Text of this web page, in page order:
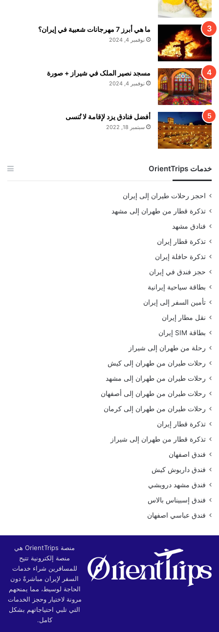
ما هي أبرز 7 مهرجانات شعبية في إيران؟
نوفمبر 4, 2024
مسجد نصير الملک في شيراز + صورة
نوفمبر 4, 2024
أفضل فنادق يزد لإقامة لا تُنسى
سبتمبر 18, 2022
خدمات OrientTrips
احجز رحلات طيران إلى إيران
تذكرة قطار من طهران إلى مشهد
فنادق مشهد
تذكرة قطار إيران
تذكرة حافلة إيران
حجز فندق في إيران
بطاقة سياحية إيرانية
تأمين السفر إلى إيران
نقل مطار إيران
بطاقة SIM إيران
رحلة من طهران إلى شيراز
رحلات طيران من طهران إلى كيش
رحلات طيران من طهران إلى مشهد
رحلات طيران من طهران إلى أصفهان
رحلات طيران من طهران إلى كرمان
تذكرة قطار إيران
تذكرة قطار من طهران إلى شيراز
فندق اصفهان
فندق داريوش كيش
فندق مشهد درويشي
فندق إسبيناس بالاس
فندق عباسي اصفهان
منصة OrientTrips هي
منصة إلكترونية تتيح
للمسافرين شراء خدمات
السفر لإيران مباشرةً دون
الحاجة لوسيط، مما يمنحهم
مرونة لاختيار وحجز الخدمات
التي تلبي احتياجاتهم بشكل
كامل.